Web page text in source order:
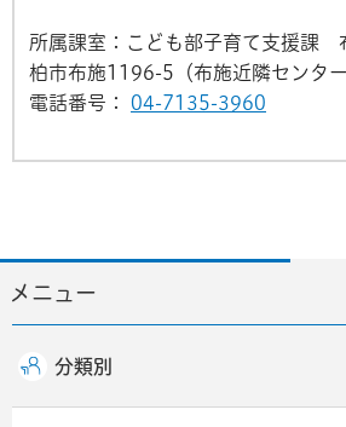
所属課室：こども部子育て支援課
柏市布施1196-5（布施近隣センター
電話番号：
04-7135-3960
メニュー
分類別